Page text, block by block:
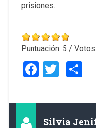
prisiones.
Puntuación: 5 / Votos:
Facebook
Silvia